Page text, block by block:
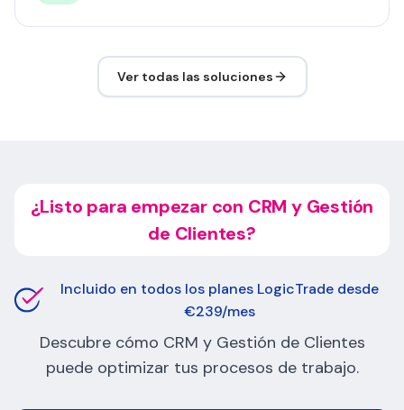
Ver todas las soluciones
¿Listo para empezar con CRM y Gestión
de Clientes?
Incluido en todos los planes LogicTrade desde
€239/mes
Descubre cómo CRM y Gestión de Clientes
puede optimizar tus procesos de trabajo.